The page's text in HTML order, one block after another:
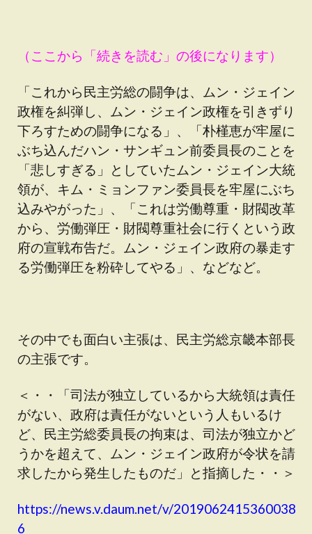
（ここから「続きを読む」の後になります）
「これから民主労総の闘争は、ムン・ジェイン
政権を糾弾し、ムン・ジェイン政権を引きずり
下ろすための闘争になる」、「朴槿恵が牢屋に
ぶち込んだハン・サンギュン前委員長のことを
「悲しすぎる」としていたムン・ジェイン大統
領が、キム・ミョンファン委員長を牢屋にぶち
込みやがった」、「これは労働尊重・財閥改革
から、労働弾圧・財閥尊重社会に行くという政
府の宣戦布告だ。ムン・ジェイン政府の暴走す
る労働弾圧を粉砕してやる」、などなど。
その中でも面白い主張は、民主労総京畿本部長
の主張です。
＜・・「司法が独立しているから大統領は責任
がない、政府は責任がないという人もいるけ
ど、民主労総委員長の拘束は、司法が独立かど
うかを超えて、ムン・ジェイン政府が令状を請
求したから発生したものだ」と指摘した・・＞
https://news.v.daum.net/v/2019062415360038
6